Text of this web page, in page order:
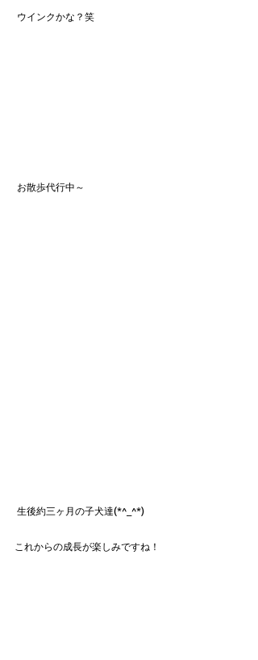
ウインクかな？笑
お散歩代行中～
生後約三ヶ月の子犬達(*^_^*)
これからの成長が楽しみですね！